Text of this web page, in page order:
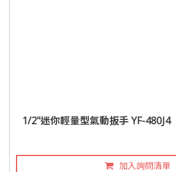
1/2"迷你輕量型氣動扳手 YF-480J4
加入詢問清單